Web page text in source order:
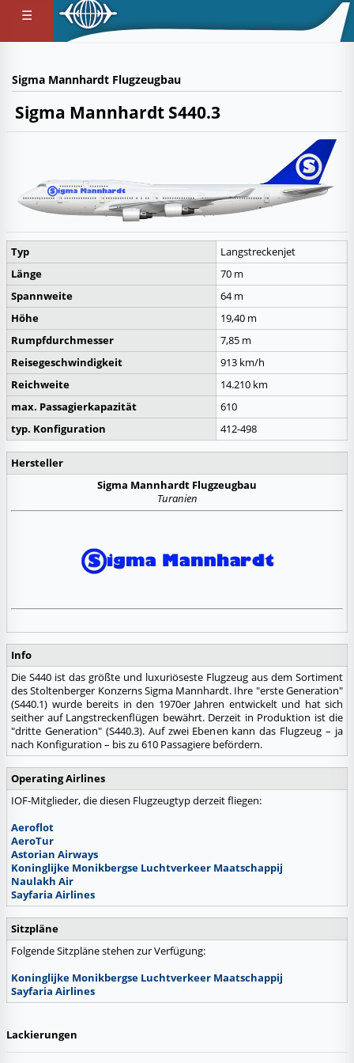
☰
Sigma Mannhardt Flugzeugbau
Sigma Mannhardt S440.3
Info
Die S440 ist das größte und luxuriöseste Flugzeug aus dem Sortiment
des Stoltenberger Konzerns Sigma Mannhardt. Ihre "erste Generation"
(S440.1) wurde bereits in den 1970er Jahren entwickelt und hat sich
seither auf Langstreckenflügen bewährt. Derzeit in Produktion ist die
"dritte Generation" (S440.3). Auf zwei Ebenen kann das Flugzeug – ja
nach Konfiguration – bis zu 610 Passagiere befördern.
Operating Airlines
IOF-Mitglieder, die diesen Flugzeugtyp derzeit fliegen:
Aeroflot
AeroTur
Astorian Airways
Koninglijke Monikbergse Luchtverkeer Maatschappij
Naulakh Air
Sayfaria Airlines
Sitzpläne
Folgende Sitzpläne stehen zur Verfügung:
Koninglijke Monikbergse Luchtverkeer Maatschappij
Sayfaria Airlines
Typ
Langstreckenjet
Länge
70 m
Spannweite
64 m
Höhe
19,40 m
Rumpfdurchmesser
7,85 m
Reisegeschwindigkeit
913 km/h
Reichweite
14.210 km
max. Passagierkapazität
610
typ. Konfiguration
412-498
Hersteller
Sigma Mannhardt Flugzeugbau
Turanien
Lackierungen